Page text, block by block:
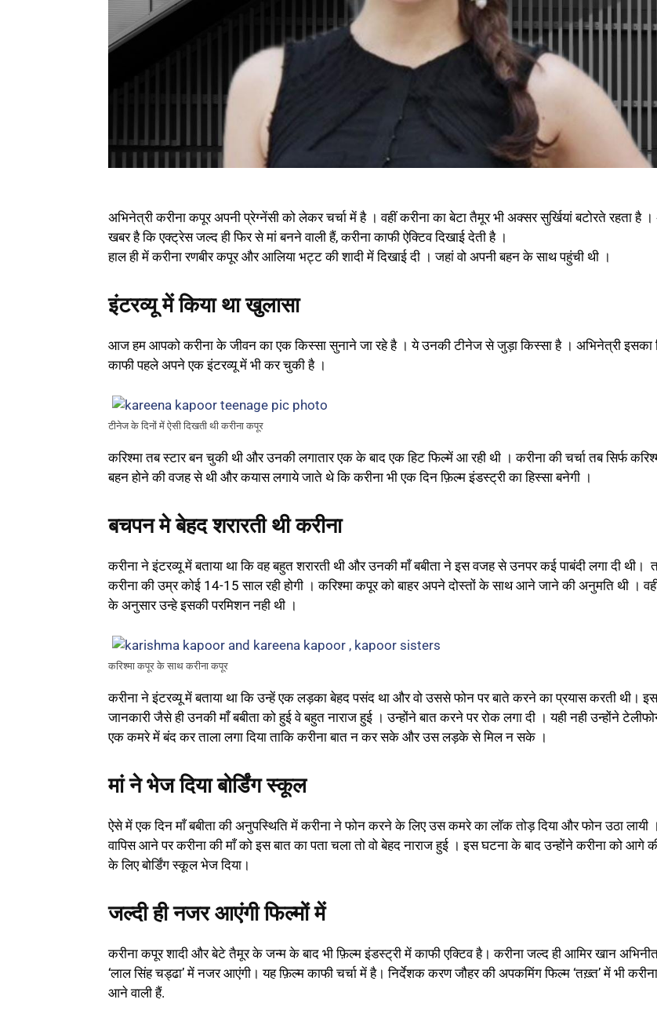
अभिनेत्री करीना कपूर अपनी प्रेग्नेंसी को लेकर चर्चा में है । वहीं करीना का बेटा तैमूर भी अक्सर सुर्खियां बटोरते रहता है
खबर है कि एक्ट्रेस जल्द ही फिर से मां बनने वाली हैं, करीना काफी ऐक्टिव दिखाई देती है ।
हाल ही में करीना रणबीर कपूर और आलिया भट्ट की शादी में दिखाई दी । जहां वो अपनी बहन के साथ पहुंची थी ।
इंटरव्यू में किया था खुलासा
आज हम आपको करीना के जीवन का एक किस्सा सुनाने जा रहे है । ये उनकी टीनेज से जुड़ा किस्सा है । अभिनेत्री इसका
काफी पहले अपने एक इंटरव्यू में भी कर चुकी है ।
टीनेज के दिनों में ऐसी दिखती थी करीना कपूर
करिश्मा तब स्टार बन चुकी थी और उनकी लगातार एक के बाद एक हिट फिल्में आ रही थी । करीना की चर्चा तब सिर्फ
बहन होने की वजह से थी और कयास लगाये जाते थे कि करीना भी एक दिन फ़िल्म इंडस्ट्री का हिस्सा बनेगी ।
बचपन मे बेहद शरारती थी करीना
करीना ने इंटरव्यू में बताया था कि वह बहुत शरारती थी और उनकी माँ बबीता ने इस वजह से उनपर कई पाबंदी लगा दी थी।
करीना की उम्र कोई 14-15 साल रही होगी । करिश्मा कपूर को बाहर अपने दोस्तों के साथ आने जाने की अनुमति थी ।
के अनुसार उन्हे इसकी परमिशन नही थी ।
करिश्मा कपूर के साथ करीना कपूर
करीना ने इंटरव्यू में बताया था कि उन्हें एक लड़का बेहद पसंद था और वो उससे फोन पर बाते करने का प्रयास करती थी।
जानकारी जैसे ही उनकी माँ बबीता को हुई वे बहुत नाराज हुई । उन्होंने बात करने पर रोक लगा दी । यही नही उन्होंने
एक कमरे में बंद कर ताला लगा दिया ताकि करीना बात न कर सके और उस लड़के से मिल न सके ।
मां ने भेज दिया बोर्डिंग स्कूल
ऐसे में एक दिन माँ बबीता की अनुपस्थिति में करीना ने फोन करने के लिए उस कमरे का लॉक तोड़ दिया और फोन उठा लायी ।
वापिस आने पर करीना की माँ को इस बात का पता चला तो वो बेहद नाराज हुई । इस घटना के बाद उन्होंने करीना को आगे
के लिए बोर्डिंग स्कूल भेज दिया।
जल्दी ही नजर आएंगी फिल्मों में
करीना कपूर शादी और बेटे तैमूर के जन्म के बाद भी फ़िल्म इंडस्ट्री में काफी एक्टिव है। करीना जल्द ही आमिर खान
‘लाल सिंह चड्ढा’ में नजर आएंगी। यह फ़िल्म काफी चर्चा में है। निर्देशक करण जौहर की अपकमिंग फिल्म ‘तख़्त’ में भी
आने वाली हैं.